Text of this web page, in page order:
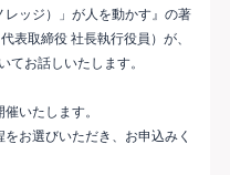
ッジ）」が人を動かす』の著
表取締役 社長執行役員）が、
てお話しいたします。
いたします。
お選びいただき、お申込みく